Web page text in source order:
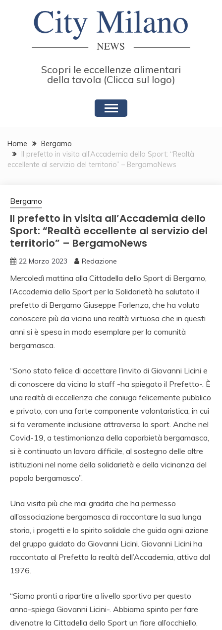
Scopri le eccellenze alimentari
della tavola (Clicca sul logo)
Home
Bergamo
Il prefetto in visita all’Accademia dello Sport: “Realtà
eccellente al servizio del territorio” – BergamoNews
Bergamo
Il prefetto in visita all’Accademia dello
Sport: “Realtà eccellente al servizio del
territorio” – BergamoNews
22 Marzo 2023 Redazione
Mercoledì mattina alla Cittadella dello Sport di Bergamo,
l’Accademia dello Sport per la Solidarietà ha salutato il
prefetto di Bergamo Giuseppe Forlenza, che ha voluto
conoscere più da vicino una realtà virtuosa che in questi
anni si è spesa in modo esemplare per la comunità
bergamasca.
“Sono stato felice di accettare l’invito di Giovanni Licini e
di conoscere da vicino lo staff -ha spiegato il Prefetto-. È
una realtà di eccellenza che coniuga felicemente pubblico
e privato, con una forte componente volontaristica, in cui
si fa veramente inclusione attraverso lo sport. Anche nel
Covid-19, a testimonianza della caparbietà bergamasca,
si è continuato un lavoro difficile, al sostegno delle altre
istituzioni nel nome della solidarietà e della vicinanza del
popolo bergamasco”.
Una visita più che mai gradita che ha permesso
all’associazione bergamasca di raccontare la sua lunga
storia, i progetti e lo spirito solidale che guida ogni azione
del gruppo guidato da Giovanni Licini. Giovanni Licini ha
raccontato al Prefetto la realtà dell’Accademia, attiva dal
1976.
“Siamo pronti a ripartire a livello sportivo per questo
anno-spiega Giovanni Licini-. Abbiamo spinto per fare
divenatre la Cittadella dello Sport un fiore all’occhiello,